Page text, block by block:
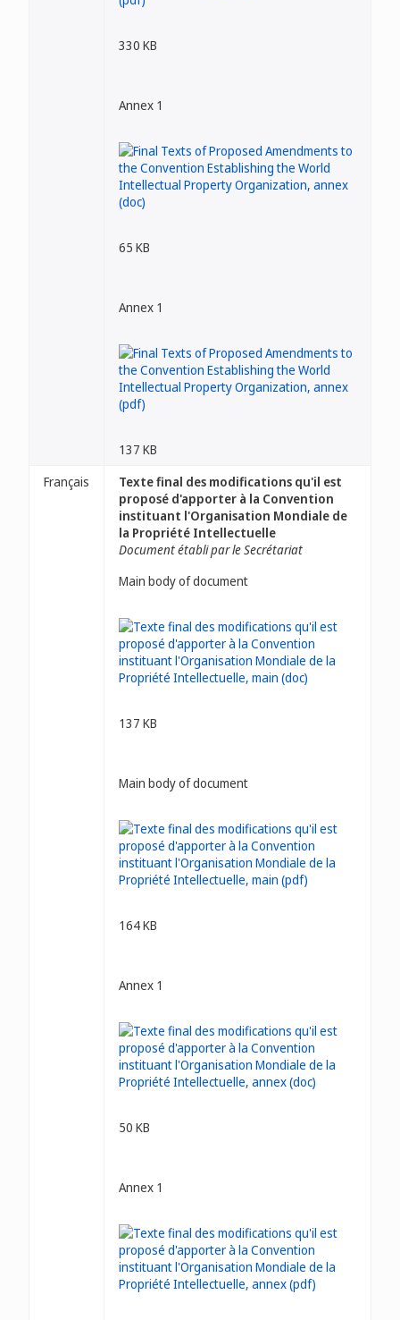
330 KB
Annex 1
65 KB
Annex 1
137 KB
Français
Texte final des modifications qu'il est
proposé d'apporter à la Convention
instituant l'Organisation Mondiale de
la Propriété Intellectuelle
Document établi par le Secrétariat
Main body of document
137 KB
Main body of document
164 KB
Annex 1
50 KB
Annex 1